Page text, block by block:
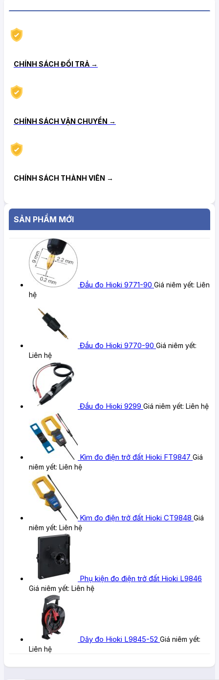
CHÍNH SÁCH ĐỔI TRẢ →
CHÍNH SÁCH VẬN CHUYỂN →
CHÍNH SÁCH THÀNH VIÊN →
SẢN PHẨM MỚI
Đầu đo Hioki 9771-90 Giá niêm yết: Liên
hệ
Đầu đo Hioki 9770-90 Giá niêm yết:
Liên hệ
Đầu đo Hioki 9299 Giá niêm yết: Liên hệ
Kìm đo điện trở đất Hioki FT9847 Giá
niêm yết: Liên hệ
Kìm đo điện trở đất Hioki CT9848 Giá
niêm yết: Liên hệ
Phụ kiện đo điện trở đất Hioki L9846
Giá niêm yết: Liên hệ
Dây đo Hioki L9845-52 Giá niêm yết:
Liên hệ